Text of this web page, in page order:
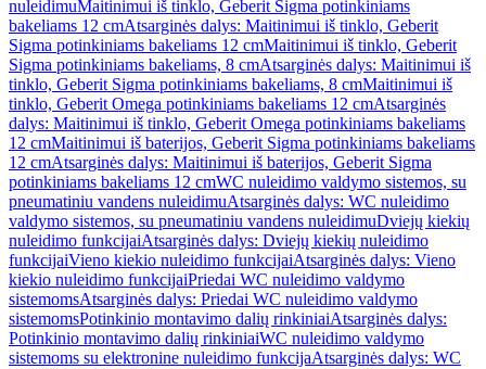
nuleidimuMaitinimui iš tinklo, Geberit Sigma potinkiniams
bakeliams 12 cmAtsarginės dalys: Maitinimui iš tinklo, Geberit
Sigma potinkiniams bakeliams 12 cmMaitinimui iš tinklo, Geberit
Sigma potinkiniams bakeliams, 8 cmAtsarginės dalys: Maitinimui iš
tinklo, Geberit Sigma potinkiniams bakeliams, 8 cmMaitinimui iš
tinklo, Geberit Omega potinkiniams bakeliams 12 cmAtsarginės
dalys: Maitinimui iš tinklo, Geberit Omega potinkiniams bakeliams
12 cmMaitinimui iš baterijos, Geberit Sigma potinkiniams bakeliams
12 cmAtsarginės dalys: Maitinimui iš baterijos, Geberit Sigma
potinkiniams bakeliams 12 cmWC nuleidimo valdymo sistemos, su
pneumatiniu vandens nuleidimuAtsarginės dalys: WC nuleidimo
valdymo sistemos, su pneumatiniu vandens nuleidimuDviejų kiekių
nuleidimo funkcijaiAtsarginės dalys: Dviejų kiekių nuleidimo
funkcijaiVieno kiekio nuleidimo funkcijaiAtsarginės dalys: Vieno
kiekio nuleidimo funkcijaiPriedai WC nuleidimo valdymo
sistemomsAtsarginės dalys: Priedai WC nuleidimo valdymo
sistemomsPotinkinio montavimo dalių rinkiniaiAtsarginės dalys:
Potinkinio montavimo dalių rinkiniaiWC nuleidimo valdymo
sistemoms su elektronine nuleidimo funkcijaAtsarginės dalys: WC